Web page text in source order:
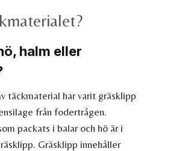
halm eller
täckmaterial har varit gräsklipp
från fodertrågen.
packats i balar och hö är i
Gräsklipp innehåller